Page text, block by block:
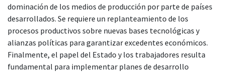
dominación de los medios de producción por parte de países
desarrollados. Se requiere un replanteamiento de los
procesos productivos sobre nuevas bases tecnológicas y
alianzas políticas para garantizar excedentes económicos.
Finalmente, el papel del Estado y los trabajadores resulta
fundamental para implementar planes de desarrollo